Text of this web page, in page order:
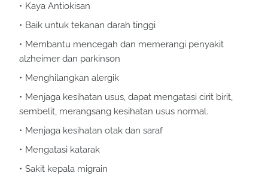
Kaya Antiokisan
Baik untuk tekanan darah tinggi
Membantu mencegah dan memerangi penyakit
alzheimer dan parkinson
Menghilangkan alergik
Menjaga kesihatan usus, dapat mengatasi cirit birit,
sembelit, merangsang kesihatan usus normal.
Menjaga kesihatan otak dan saraf
Mengatasi katarak
Sakit kepala migrain